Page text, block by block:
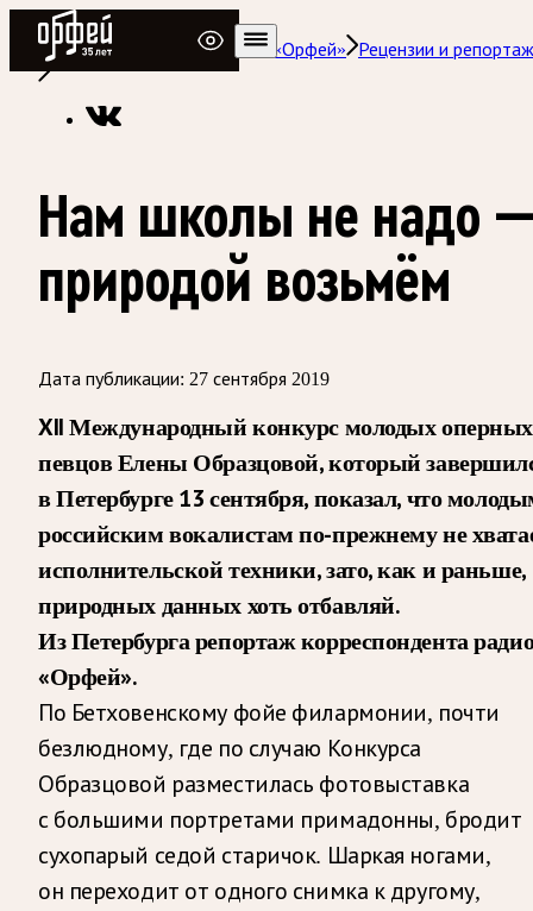
Радио Орфей
Радио классической музыки «Орфей»
Рецензии и
Нам школы не надо
природой возьмём
Дата публикации: 27 сентября 2019
XII Международный конкурс молодых оперных
певцов Елены Образцовой, который
в Петербурге 13 сентября, показал, что
российским вокалистам по-прежнему не
исполнительской техники, зато, как и раньше,
природных данных хоть отбавляй.
Из Петербурга репортаж корреспондента
«Орфей».
По Бетховенскому фойе филармонии, почти
безлюдному, где по случаю Конкурса
Образцовой разместилась фотовыставка
с большими портретами примадонны, бродит
сухопарый седой старичок. Шаркая ногами,
он переходит от одного снимка к другому,